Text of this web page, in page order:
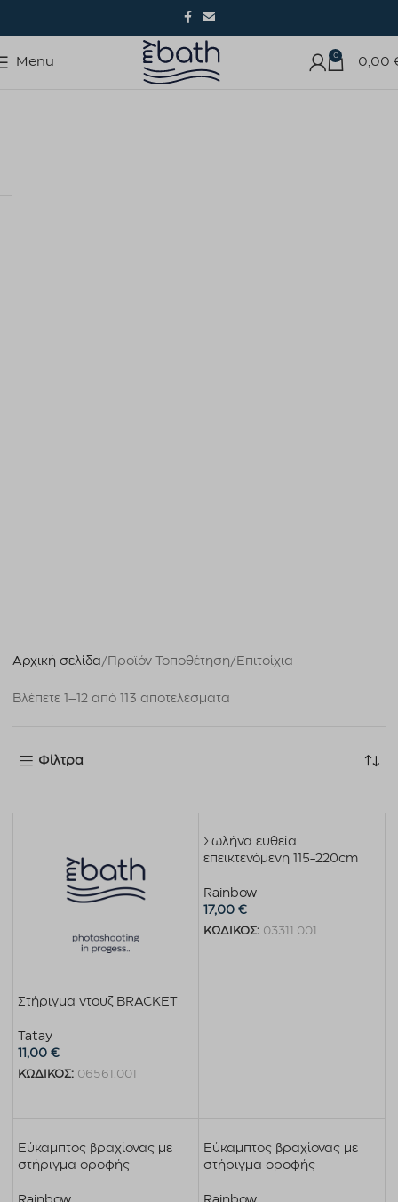
Menu 0 0,00
Αρχική σελίδα Προϊόν Τοποθέτηση Επιτοίχια
Βλέπετε 1–12 από 113 αποτελέσματα
Φίλτρα
Στήριγμα ντουζ BRACKET
Tatay
11,00 €
ΚΩΔΙΚΟΣ: 06561.001
Σωλήνα ευθεία
επεικτενόμενη 115-220cm
Rainbow
17,00€
ΚΩΔΙΚΟΣ: 03311.001
Εύκαμπτος βραχίονας με
στήριγμα οροφής
Εύκαμπτος βραχίονας με
στήριγμα οροφής